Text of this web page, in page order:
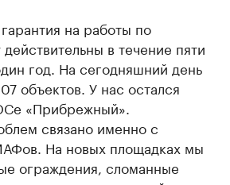
на работы по
в течение пяти
год. На сегодняшний день
объектов. У нас остался
«Прибрежный».
связано именно с
На новых площадках мы
ограждения, сломанные